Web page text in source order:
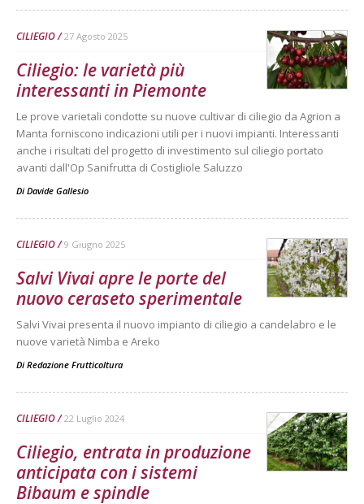
CILIEGIO 27 Agosto 2025
Ciliegio: le varietà più
interessanti in Piemonte
Le prove varietali condotte su nuove cultivar di ciliegio da Agrion a
Manta forniscono indicazioni utili per i nuovi impianti. Interessanti
anche i risultati del progetto di investimento sul ciliegio portato
avanti dall'Op Sanifrutta di Costigliole Saluzzo
Di Davide Gallesio
CILIEGIO 9 Giugno 2025
Salvi Vivai apre le porte del
nuovo ceraseto sperimentale
Salvi Vivai presenta il nuovo impianto di ciliegio a candelabro e le
nuove varietà Nimba e Areko
Di Redazione Frutticoltura
CILIEGIO 22 Luglio 2024
Ciliegio, entrata in produzione
anticipata con i sistemi
Bibaum e spindle